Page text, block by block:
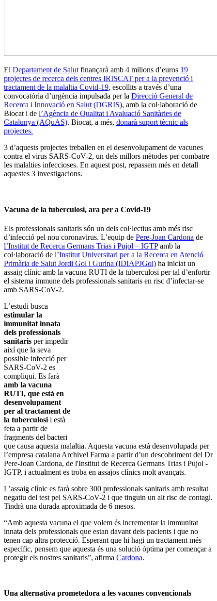
El Departament de Salutfinançarà amb 4 milions d’euros 19
projectes de recerca dels centres IRISCAT per a la prevenció i
tractament de la malaltia Covid-19, escollits a través d’una
convocatòria d’urgència impulsada per la Direcció General de
Recerca i Innovació en Salut (DGRIS), amb la col·laboració de
Biocat i de l’Agència de Qualitat i Avaluació Sanitàries de
Catalunya (AQuAS). Biocat, a més, donarà suport tècnic als
projectes.
3 d’aquests projectes treballen en el desenvolupament de vacunes
contra el virus SARS-CoV-2, un dels millors mètodes per combatre
les malalties infeccioses. En aquest post, repassem més en detall
aquestes 3 investigacions.
Vacuna de la tuberculosi, ara per a Covid-19
Els professionals sanitaris són un dels col·lectius amb més risc
d’infecció pel nou coronavirus. L’equip de Pere-Joan Cardona de
l’Institut de Recerca Germans Trias i Pujol – IGTPamb la
col·laboració de l’Institut Universitari per a la Recerca en Atenció
Primària de Salut Jordi Gol i Gurina (IDIAPJGol) ha iniciat un
assaig clínic amb la vacuna RUTI de la tuberculosi per tal d’enfortir
el sistema immune dels professionals sanitaris en risc d’infectar-se
amb SARS-CoV-2.
L’estudi busca
estimular la
immunitat innata
dels professionals
sanitaris per impedir
així que la seva
possible infecció per
SARS-CoV-2 es
compliqui. Es farà
amb la vacuna
RUTI, que està en
desenvolupament
per al tractament de
la tuberculosi i està
feta a partir de
fragments del bacteri
que causa aquesta malaltia. Aquesta vacuna està desenvolupada per
l’empresa catalana Archivel Farma a partir d’un descobriment del Dr
Pere-Joan Cardona, de l'Institut de Recerca Germans Trias i Pujol -
IGTP, i actualment es troba en assajos clínics molt avançats.
L’assaig clínic es farà sobre 300 professionals sanitaris amb resultat
negatiu del test pel SARS-CoV-2 i que tinguin un alt risc de contagi.
Tindrà una durada aproximada de 6 mesos.
“Amb aquesta vacuna el que volem és incrementar la immunitat
innata dels professionals que estan davant dels pacients i que no
tenen cap altra protecció. Esperant que hi hagi un tractament més
específic, pensem que aquesta és una solució òptima per començar a
protegir els nostres sanitaris”, afirma Cardona.
Una alternativa prometedora a les vacunes convencionals